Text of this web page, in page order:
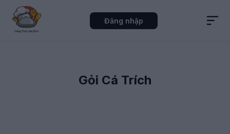
Đăng nhập
Gỏi Cá Trích